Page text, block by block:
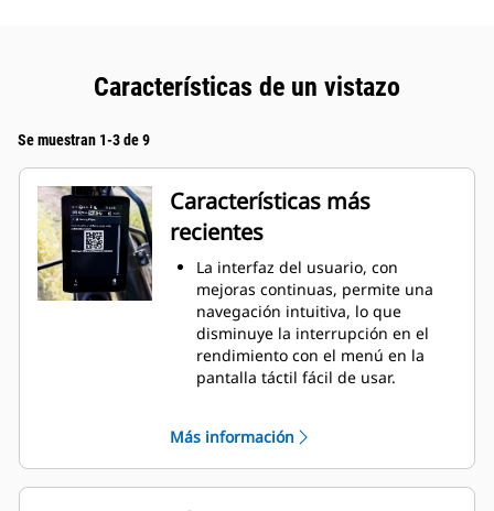
Características de un vistazo
Se muestran 1-3 de 9
Características más
recientes
La interfaz del usuario, con
mejoras continuas, permite una
navegación intuitiva, lo que
disminuye la interrupción en el
rendimiento con el menú en la
pantalla táctil fácil de usar.
aplicaciones en una sola pantalla.
Al navegar por el menú, se
recordará la posición de
Más información